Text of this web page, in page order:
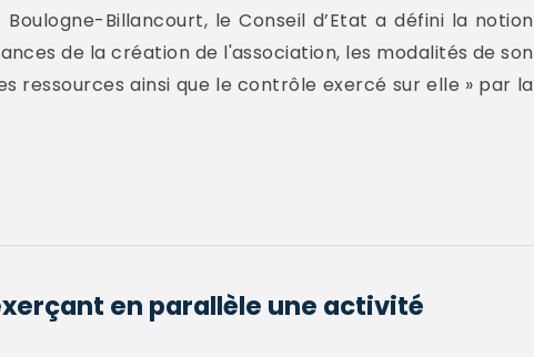
Billancourt, le Conseil d’Etat a défini la notion
de la création de l'association, les modalités de son
ressources ainsi que le contrôle exercé sur elle » par la
en parallèle une activité